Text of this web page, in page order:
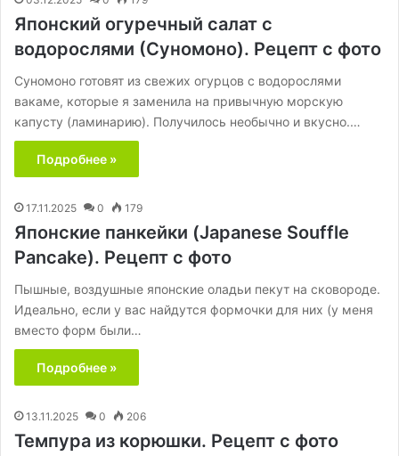
Японский огуречный салат с
водорослями (Суномоно). Рецепт с фото
Суномоно готовят из свежих огурцов с водорослями
вакаме, которые я заменила на привычную морскую
капусту (ламинарию). Получилось необычно и вкусно.…
Подробнее »
17.11.2025 0 179
Японские панкейки (Japanese Souffle
Pancake). Рецепт с фото
Пышные, воздушные японские оладьи пекут на сковороде.
Идеально, если у вас найдутся формочки для них (у меня
вместо форм были…
Подробнее »
13.11.2025 0 206
Темпура из корюшки. Рецепт с фото